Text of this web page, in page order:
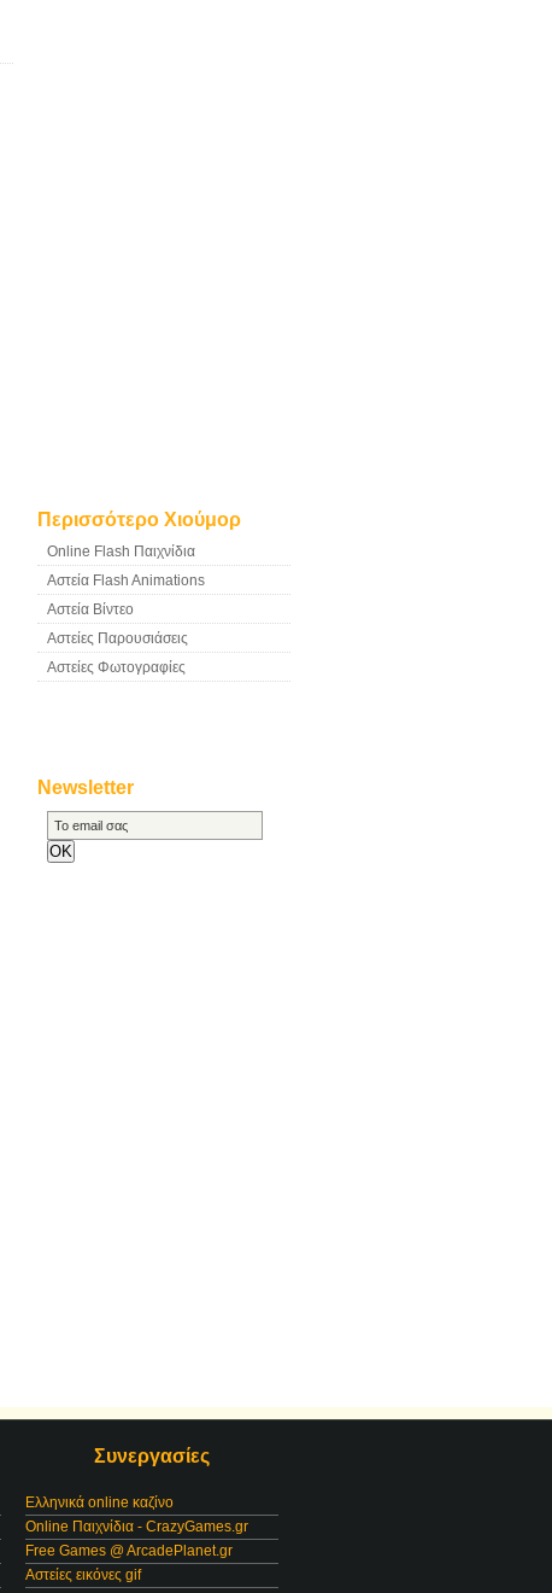
Περισσότερο Χιούμορ
Online Flash Παιχνίδια
Αστεία Flash Animations
Αστεία Βίντεο
Αστείες Παρουσιάσεις
Αστείες Φωτογραφίες
Newsletter
Συνεργασίες
Ελληνικά online καζίνο
Online Παιχνίδια - CrazyGames.gr
Free Games @ ArcadePlanet.gr
Αστείες εικόνες gif